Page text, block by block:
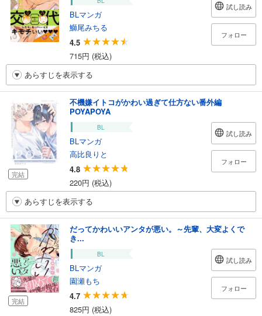
BLマンガ
鰤尾みちる
4.5
715円 (税込)
試し読み
フォロー
あらすじを表示する
完結
不機嫌イトコがかわい過ぎて仕方ない番外編
POYAPOYA
BL
BLマンガ
高比良りと
4.8
220円 (税込)
試し読み
フォロー
あらすじを表示する
完結
だってかわいいアンタが悪い。～先輩、大変よくで
き...
BL
BLマンガ
園瀬もち
4.7
825円 (税込)
試し読み
フォロー